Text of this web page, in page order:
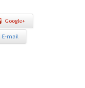
Google+
E-mail